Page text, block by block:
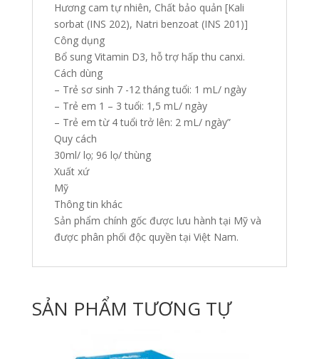
Hương cam tự nhiên, Chất bảo quản [Kali
sorbat (INS 202), Natri benzoat (INS 201)]
Công dụng
Bổ sung Vitamin D3, hỗ trợ hấp thu canxi.
Cách dùng
– Trẻ sơ sinh 7 -12 tháng tuổi: 1 mL/ ngày
– Trẻ em 1 – 3 tuổi: 1,5 mL/ ngày
– Trẻ em từ 4 tuổi trở lên: 2 mL/ ngày”
Quy cách
30ml/ lọ; 96 lọ/ thùng
Xuất xứ
Mỹ
Thông tin khác
Sản phẩm chính gốc được lưu hành tại Mỹ và
được phân phối độc quyền tại Việt Nam.
SẢN PHẨM TƯƠNG TỰ